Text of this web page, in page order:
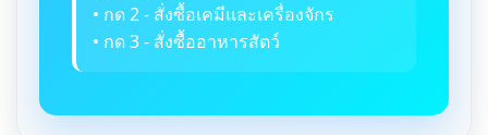
• กด 2 - สั่งซื้อเคมีและเครื่องจักร
• กด 3 - สั่งซื้ออาหารสัตว์